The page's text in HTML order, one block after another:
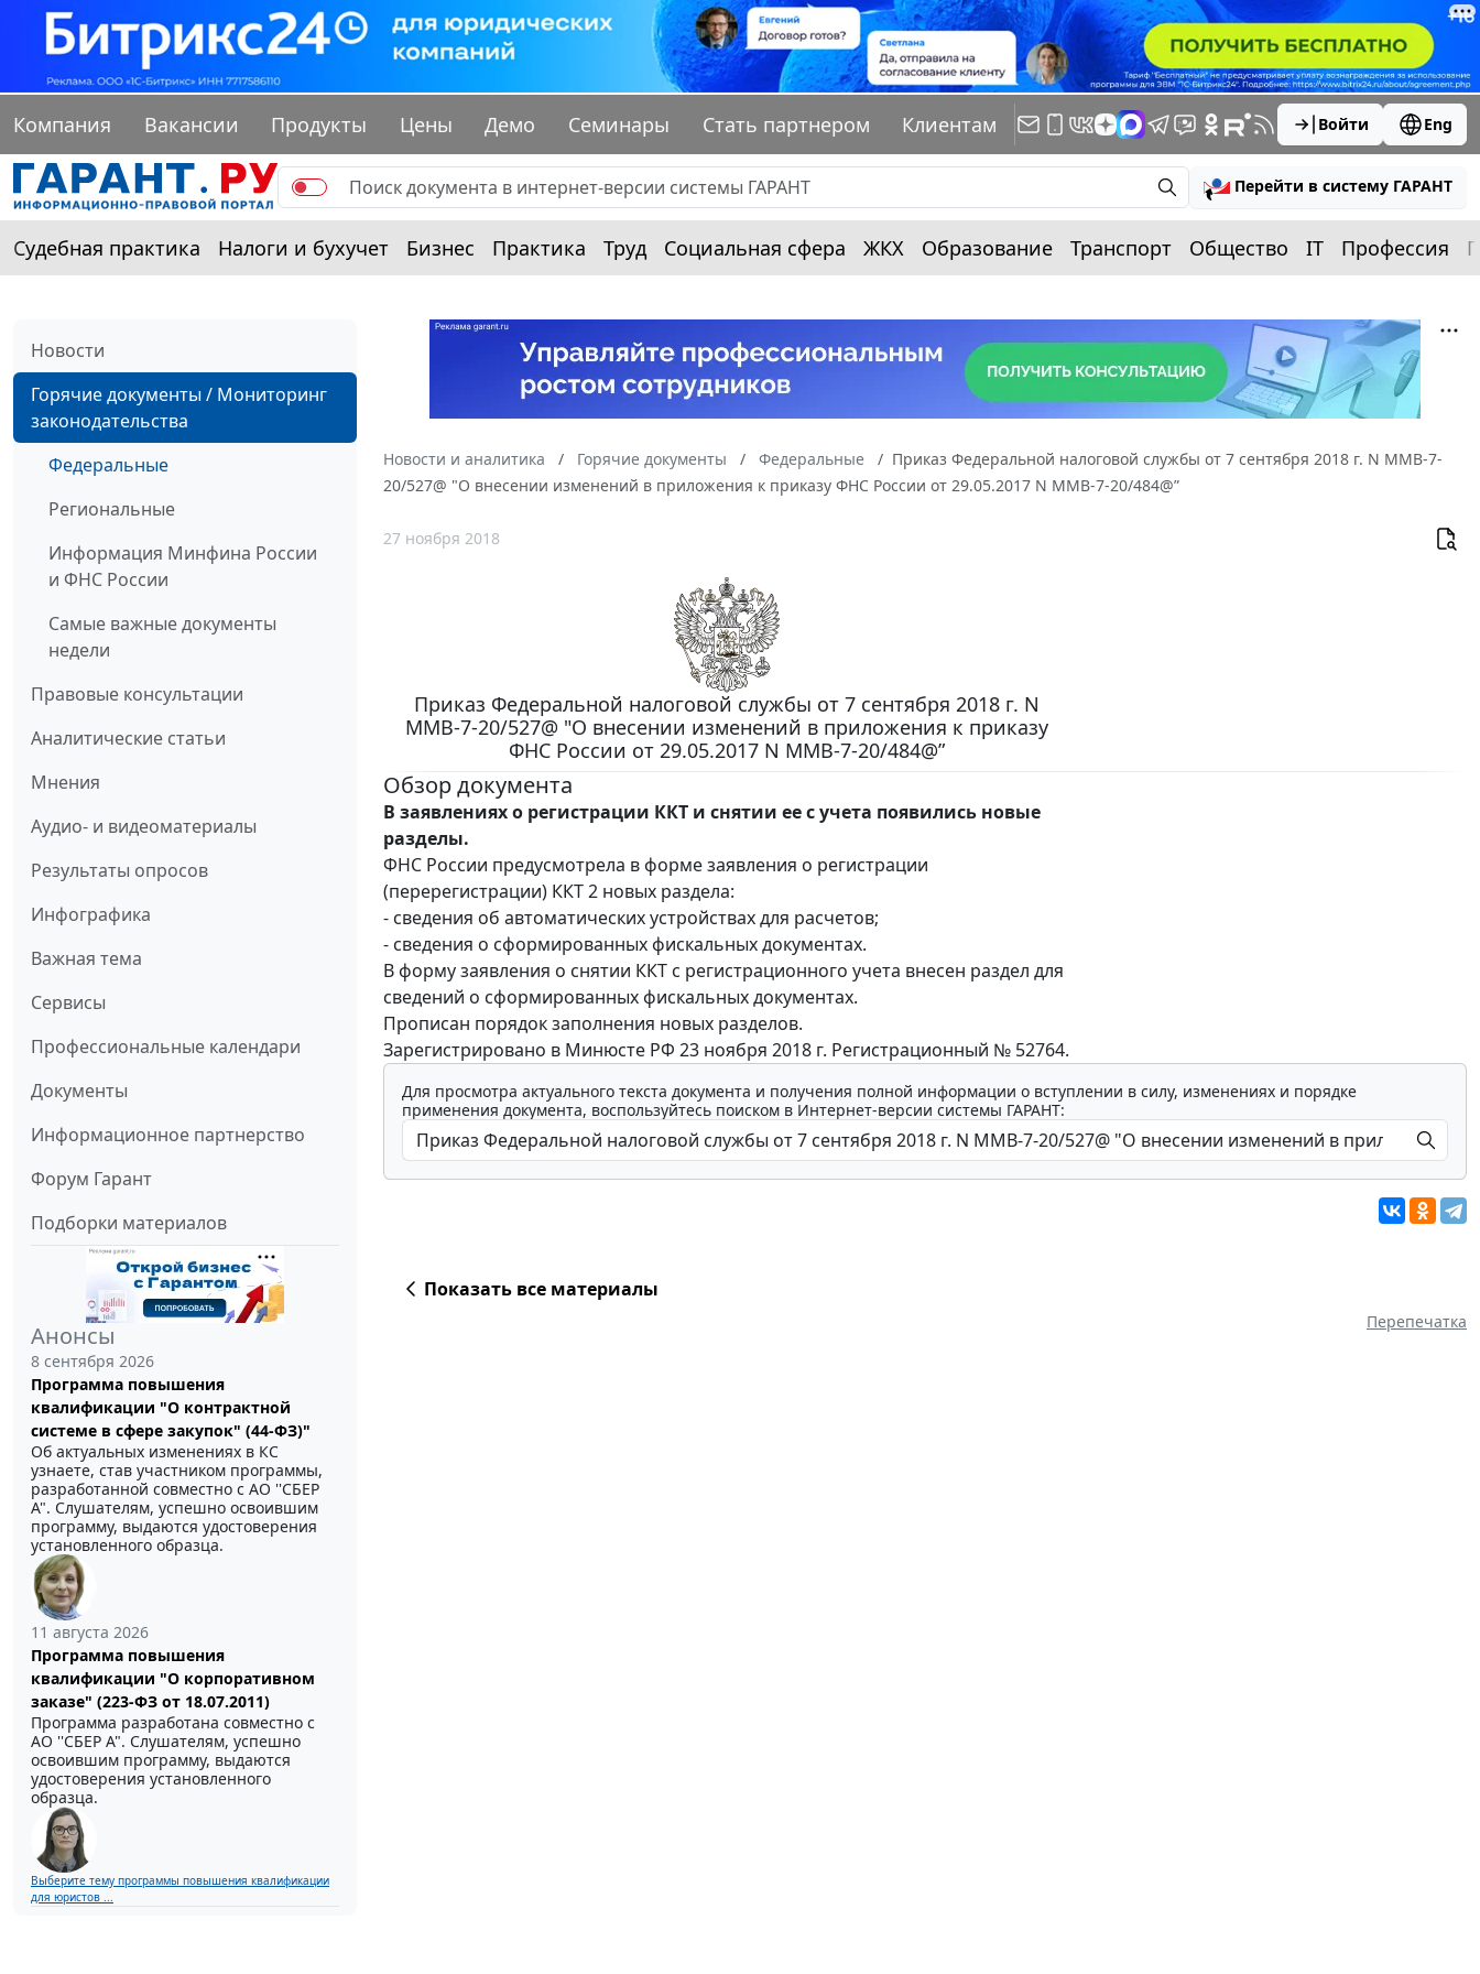
Компания Вакансии Продукты Цены Демо Семинары Стать партнером Клиентам Войти Eng
Перейти в систему ГАРАНТ
Судебная практика Налоги и бухучет Бизнес Практика Труд Социальная сфера ЖКХ Образование Транспорт Общество IT Профессия
Новости
Горячие документы / Мониторинг
законодательства
Федеральные
Региональные
Информация Минфина России
и ФНС России
Самые важные документы
недели
Правовые консультации
Аналитические статьи
Мнения
Аудио- и видеоматериалы
Результаты опросов
Инфографика
Важная тема
Сервисы
Профессиональные календари
Документы
Информационное партнерство
Форум Гарант
Подборки материалов
Анонсы
8 сентября 2026
Программа повышения
квалификации "О контрактной
системе в сфере закупок" (44-ФЗ)"
Об актуальных изменениях в КС
узнаете, став участником программы,
разработанной совместно с АО ''СБЕР
А". Слушателям, успешно освоившим
программу, выдаются удостоверения
установленного образца.
11 августа 2026
Программа повышения
квалификации "О корпоративном
заказе" (223-ФЗ от 18.07.2011)
Программа разработана совместно с
АО ''СБЕР А". Слушателям, успешно
освоившим программу, выдаются
удостоверения установленного
образца.
Выберите тему программы повышения квалификации
для юристов ...
Новости и аналитика Горячие документы Федеральные
Приказ Федеральной налоговой службы от 7 сентября 2018 г. N ММВ-7-
20/527@ "О внесении изменений в приложения к приказу ФНС России от 29.05.2017 N ММВ-7-20/484@”
27 ноября 2018
Приказ Федеральной налоговой службы от 7 сентября 2018 г. N
ММВ-7-20/527@ "О внесении изменений в приложения к приказу
ФНС России от 29.05.2017 N ММВ-7-20/484@”
Обзор документа
В заявлениях о регистрации ККТ и снятии ее с учета появились новые
разделы.
ФНС России предусмотрела в форме заявления о регистрации
(перерегистрации) ККТ 2 новых раздела:
- сведения об автоматических устройствах для расчетов;
- сведения о сформированных фискальных документах.
В форму заявления о снятии ККТ с регистрационного учета внесен раздел для
сведений о сформированных фискальных документах.
Прописан порядок заполнения новых разделов.
Зарегистрировано в Минюсте РФ 23 ноября 2018 г. Регистрационный № 52764.
Для просмотра актуального текста документа и получения полной информации о вступлении в силу, изменениях и порядке
применения документа, воспользуйтесь поиском в Интернет-версии системы ГАРАНТ:
Показать все материалы
Перепечатка